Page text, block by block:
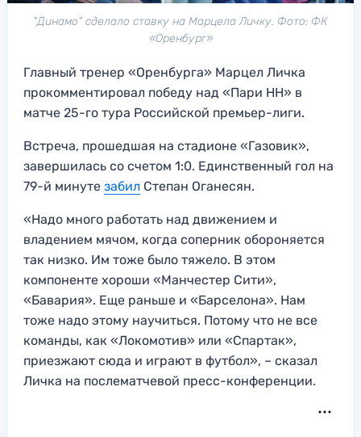
"Динамо" сделало ставку на Марцела Личку. Фото: ФК
«Оренбург»
Главный тренер «Оренбурга» Марцел Личка
прокомментировал победу над «Пари НН» в
матче 25-го тура Российской премьер-лиги.
Встреча, прошедшая на стадионе «Газовик»,
завершилась со счетом 1:0. Единственный гол на
79-й минуте забил Степан Оганесян.
«Надо много работать над движением и
владением мячом, когда соперник обороняется
так низко. Им тоже было тяжело. В этом
компоненте хороши «Манчестер Сити»,
«Бавария». Еще раньше и «Барселона». Нам
тоже надо этому научиться. Потому что не все
команды, как «Локомотив» или «Спартак»,
приезжают сюда и играют в футбол», – сказал
Личка на послематчевой пресс-конференции.